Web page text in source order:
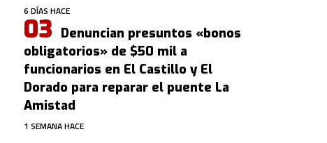
6 DÍAS HACE
Denuncian presuntos «bonos
obligatorios» de $50 mil a
funcionarios en El Castillo y El
Dorado para reparar el puente La
Amistad
1 SEMANA HACE